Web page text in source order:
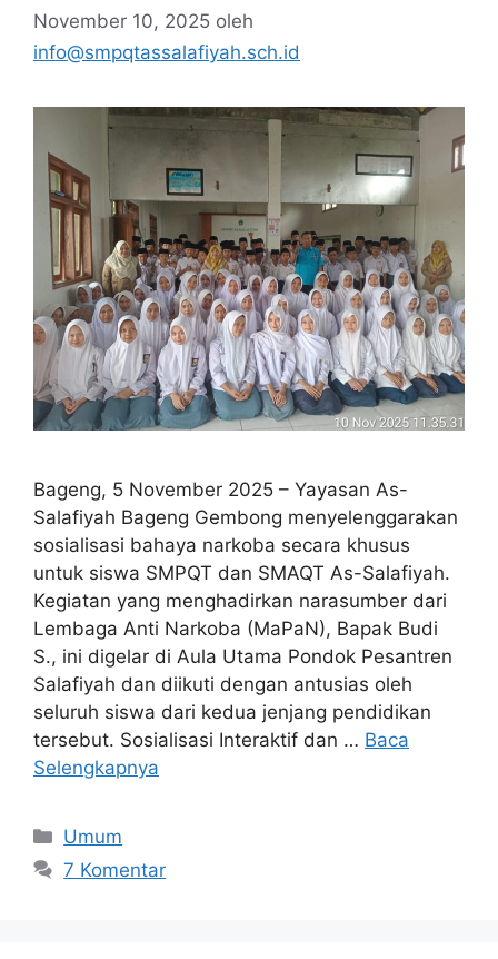
November 10, 2025 oleh
info@smpqtassalafiyah.sch.id
Bageng, 5 November 2025 – Yayasan As-
Salafiyah Bageng Gembong menyelenggarakan
sosialisasi bahaya narkoba secara khusus
untuk siswa SMPQT dan SMAQT As-Salafiyah.
Kegiatan yang menghadirkan narasumber dari
Lembaga Anti Narkoba (MaPaN), Bapak Budi
S., ini digelar di Aula Utama Pondok Pesantren
Salafiyah dan diikuti dengan antusias oleh
seluruh siswa dari kedua jenjang pendidikan
tersebut. Sosialisasi Interaktif dan … Baca
Selengkapnya
Umum
7 Komentar